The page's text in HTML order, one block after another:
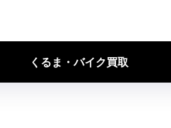
くるま・バイク買取